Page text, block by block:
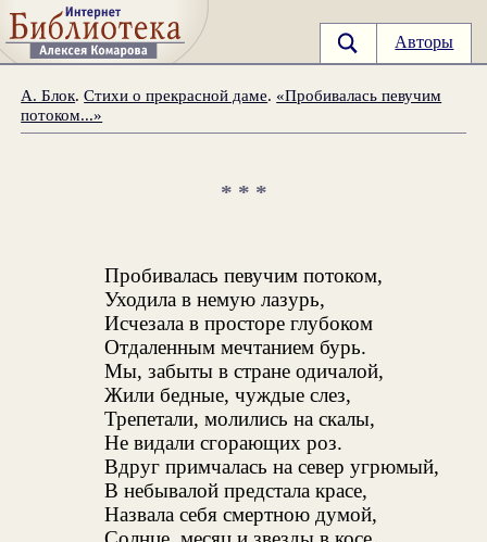
Авторы
А. Блок.Стихи о прекрасной даме. «Пробивалась певучим
потоком...»
* * *
Пробивалась певучим потоком,
Уходила в немую лазурь,
Исчезала в просторе глубоком
Отдаленным мечтанием бурь.
Мы, забыты в стране одичалой,
Жили бедные, чуждые слез,
Трепетали, молились на скалы,
Не видали сгорающих роз.
Вдруг примчалась на север угрюмый,
В небывалой предстала красе,
Назвала себя смертною думой,